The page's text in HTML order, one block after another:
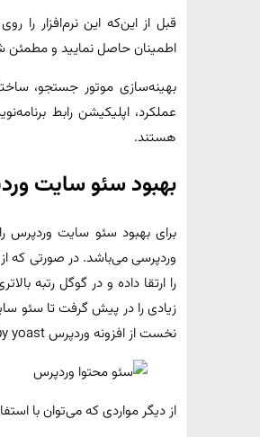
قبل از این‌که این نرم‌افزار
اطمینان حاصل نمایید و مطمئن
بهینه‌سازی موتور جستجو،
عملکرد، اپلیکیشن رابط
هستند.
بهبود سئو سایت
برای بهبود سئو سایت وردپرس
وردپرسی می‌باشد. در صورتی که
را ارتقا داده و در گوگل رتبه
زیادی را در پیش گرفت تا سئو
نخست از افزونه وردپرس SEO by yoast استفاده کنید.
از دیگر مواردی که می‌توان با